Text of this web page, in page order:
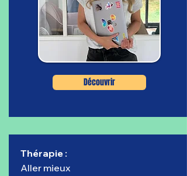
Découvrir
Thérapie :
Aller mieux